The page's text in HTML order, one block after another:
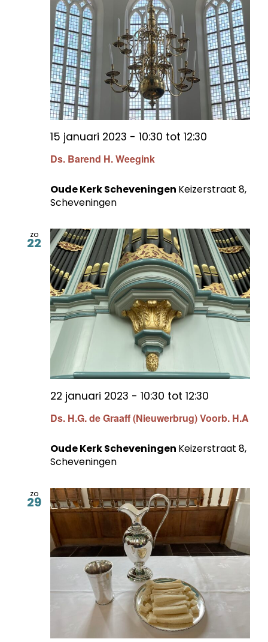
Ds. Barend H. Weegink
15 januari 2023 - 10:30 tot 12:30
Oude Kerk Scheveningen Keizerstraat 8,
Scheveningen
zo
22
Ds. H.G. de Graaff (Nieuwerbrug) Voorb. H.A
22 januari 2023 - 10:30 tot 12:30
Oude Kerk Scheveningen Keizerstraat 8,
Scheveningen
zo
29